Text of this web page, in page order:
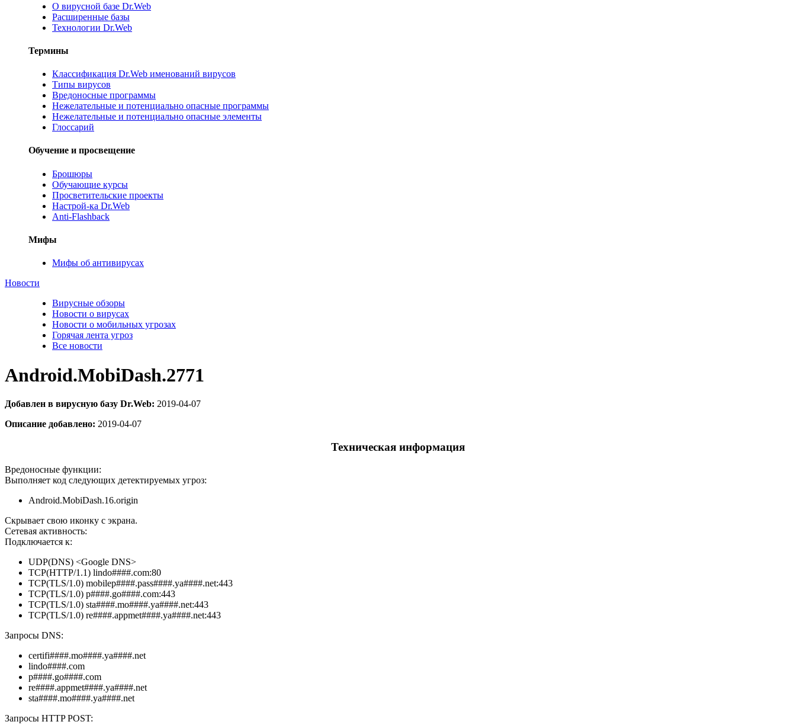
О вирусной базе Dr.Web
Расширенные базы
Технологии Dr.Web
Термины
Классификация Dr.Web именований вирусов
Типы вирусов
Вредоносные программы
Нежелательные и потенциально опасные программы
Нежелательные и потенциально опасные элементы
Глоссарий
Обучение и просвещение
Брошюры
Обучающие курсы
Просветительские проекты
Настрой-ка Dr.Web
Anti-Flashback
Мифы
Мифы об антивирусах
Новости
Вирусные обзоры
Новости о вирусах
Новости о мобильных угрозах
Горячая лента угроз
Все новости
Android.MobiDash.2771
Добавлен в вирусную базу Dr.Web: 2019-04-07
Описание добавлено: 2019-04-07
Техническая информация
Вредоносные функции:
Выполняет код следующих детектируемых угроз:
Android.MobiDash.16.origin
Скрывает свою иконку с экрана.
Сетевая активность:
Подключается к:
UDP(DNS) <Google DNS>
TCP(HTTP/1.1) lindo####.com:80
TCP(TLS/1.0) mobilep####.pass####.ya####.net:443
TCP(TLS/1.0) p####.go####.com:443
TCP(TLS/1.0) sta####.mo####.ya####.net:443
TCP(TLS/1.0) re####.appmet####.ya####.net:443
Запросы DNS:
certifi####.mo####.ya####.net
lindo####.com
p####.go####.com
re####.appmet####.ya####.net
sta####.mo####.ya####.net
Запросы HTTP POST: